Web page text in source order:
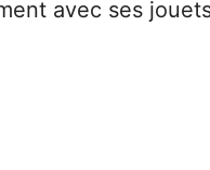
avec ses